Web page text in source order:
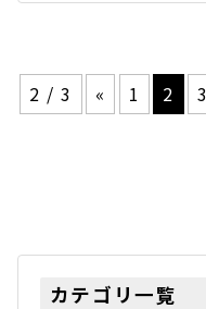
2 / 3 « 1 2 3
カテゴリ一覧